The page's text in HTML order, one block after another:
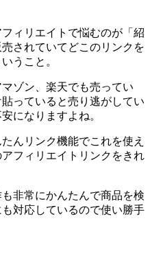
ィリエイトで悩むのが「紹
されていてどこのリンクを
うこと。
ゾン、楽天でも売ってい
っていると売り逃がしてい
になりますよね。
んリンク機能でこれを使え
フィリエイトリンクをきれ
非常にかんたんで商品を検
対応しているので使い勝手